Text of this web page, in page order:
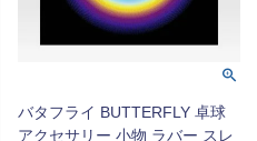
バタフライ BUTTERFLY 卓球
アクセサリー 小物 ラバー スレ